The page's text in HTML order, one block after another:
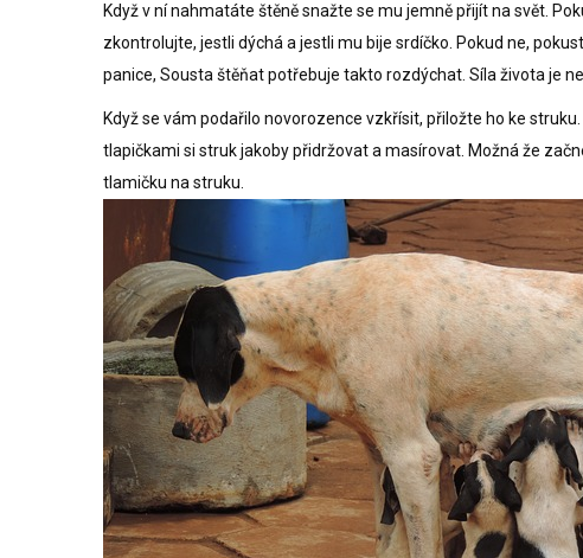
Když v ní nahmatáte štěně snažte se mu jemně přijít na svět.
zkontrolujte, jestli dýchá a jestli mu bije srdíčko. Pokud ne,
panice, Sousta štěňat potřebuje takto rozdýchat. Síla života je
Když se vám podařilo novorozence vzkřísit, přiložte ho ke
tlapičkami si struk jakoby přidržovat a masírovat. Možná že
tlamičku na struku.